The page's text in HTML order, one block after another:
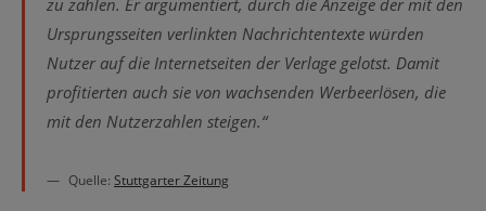
zu zahlen. Er argumentiert, durch die Anzeige der mit den
Ursprungsseiten verlinkten Nachrichtentexte würden
Nutzer auf die Internetseiten der Verlage gelotst. Damit
profitierten auch sie von wachsenden Werbeerlösen, die
mit den Nutzerzahlen steigen.“
Quelle: Stuttgarter Zeitung